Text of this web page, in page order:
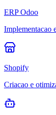
ERP Odoo
Implementacao
Shopify
Criacao e